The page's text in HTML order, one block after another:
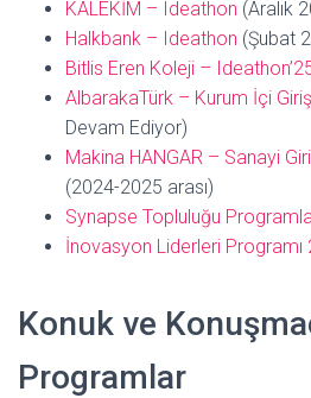
KALEKİM – Ideathon (Aralık
Halkbank – Ideathon (Şubat
Bitlis Eren Koleji –
AlbarakaTürk – Kurum İçi
Devam Ediyor)
Makina HANGAR – Sanayi
(2024-2025 arası)
Synapse Topluluğu
İnovasyon Liderleri Programı
Konuk ve
Programlar